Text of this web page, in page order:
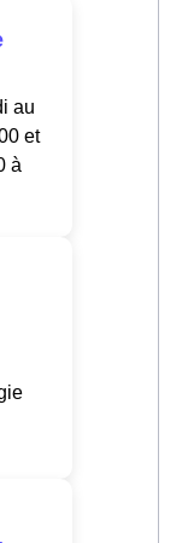
au
et
à